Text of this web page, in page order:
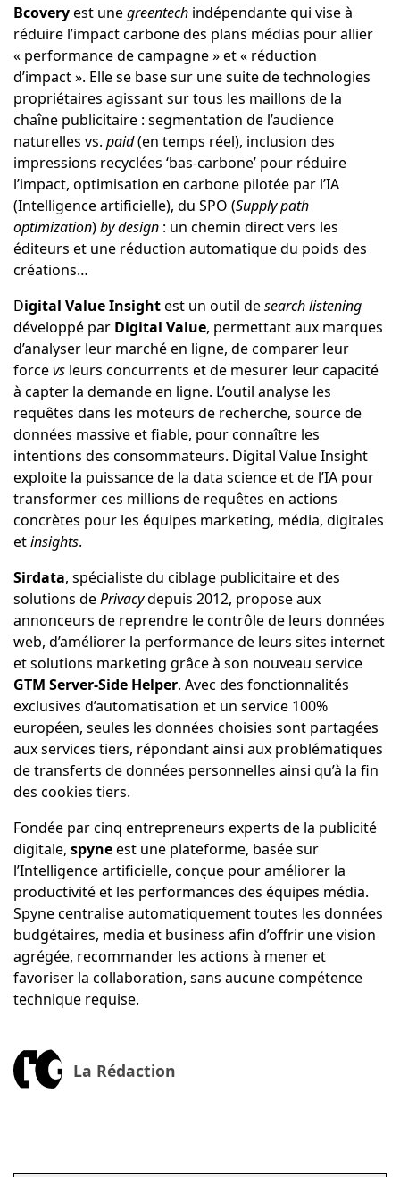
Bcoveryest unegreentechindépendante qui vise à
réduire l’impact carbonedes plans médias pour allier
« performance de campagne » et « réduction
d’impact ». Elle se base sur une suite de technologies
propriétaires agissant sur tous les maillons de la
chaîne publicitaire : segmentation de l’audience
naturelles vs. paid(en temps réel), inclusion des
impressions recyclées ‘bas-carbone’pour réduire
l’impact, optimisation en carbone pilotée par l’IA
(Intelligence artificielle), du SPO (Supply path
optimization)by design: un chemin direct vers les
éditeurs et une réduction automatique du poids des
créations…
Digital ValueInsightest un outil desearch listening
développé par Digital Value, permettant aux marques
d’analyser leur marché en ligne, de comparer leur
forcevsleurs concurrents et de mesurer leur capacité
à capter la demande en ligne. L’outil analyse les
requêtes dans les moteurs de recherche, source de
données massive et fiable, pour connaître les
intentions des consommateurs. Digital Value Insight
exploite la puissance de la data science et de l’IA pour
transformer ces millions de requêtes en actions
concrètes pour les équipes marketing, média, digitales
etinsights.
Sirdata, spécialiste du ciblage publicitaire et des
solutions dePrivacydepuis 2012, propose aux
annonceurs de reprendre le contrôle de leurs données
web, d’améliorer la performance de leurs sites internet
et solutions marketing grâce à son nouveau service
GTM Server-Side Helper. Avec des fonctionnalités
exclusives d’automatisation et un service 100%
européen, seules les données choisies sont partagées
aux services tiers, répondant ainsi aux problématiques
de transferts de données personnelles ainsi qu’à la fin
des cookies tiers.
Fondée par cinq entrepreneurs experts de la publicité
digitale, spyneest une plateforme, basée sur
l’Intelligence artificielle, conçue pour améliorer la
productivité et les performances des équipes média.
Spyne centralise automatiquement toutes les données
budgétaires, media et business afin d’offrir une vision
agrégée, recommander les actions à mener et
favoriser la collaboration, sans aucune compétence
technique requise.
La Rédaction